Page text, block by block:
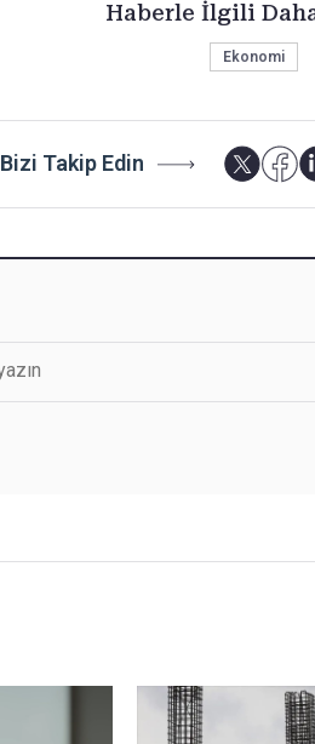
Haberle İlgili Daha
Ekonomi
Bizi Takip Edin